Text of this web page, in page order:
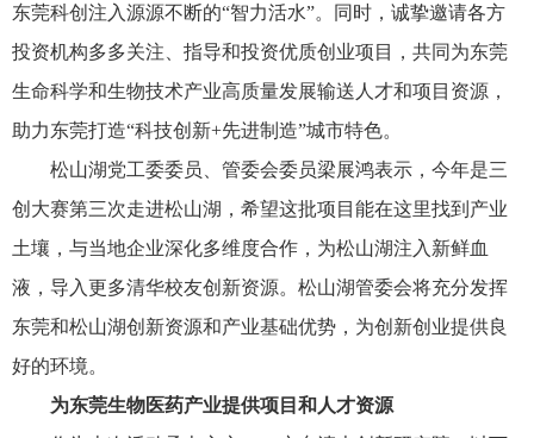
东莞科创注入源源不断的“智力活水”。同时，诚挚邀请各方
投资机构多多关注、指导和投资优质创业项目，共同为东莞
生命科学和生物技术产业高质量发展输送人才和项目资源，
助力东莞打造“科技创新+先进制造”城市特色。
松山湖党工委委员、管委会委员梁展鸿表示，今年是三
创大赛第三次走进松山湖，希望这批项目能在这里找到产业
土壤，与当地企业深化多维度合作，为松山湖注入新鲜血
液，导入更多清华校友创新资源。松山湖管委会将充分发挥
东莞和松山湖创新资源和产业基础优势，为创新创业提供良
好的环境。
为东莞生物医药产业提供项目和人才资源